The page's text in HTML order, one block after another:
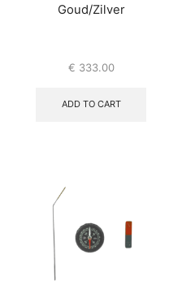
Goud/Zilver
€ 333.00
ADD TO CART